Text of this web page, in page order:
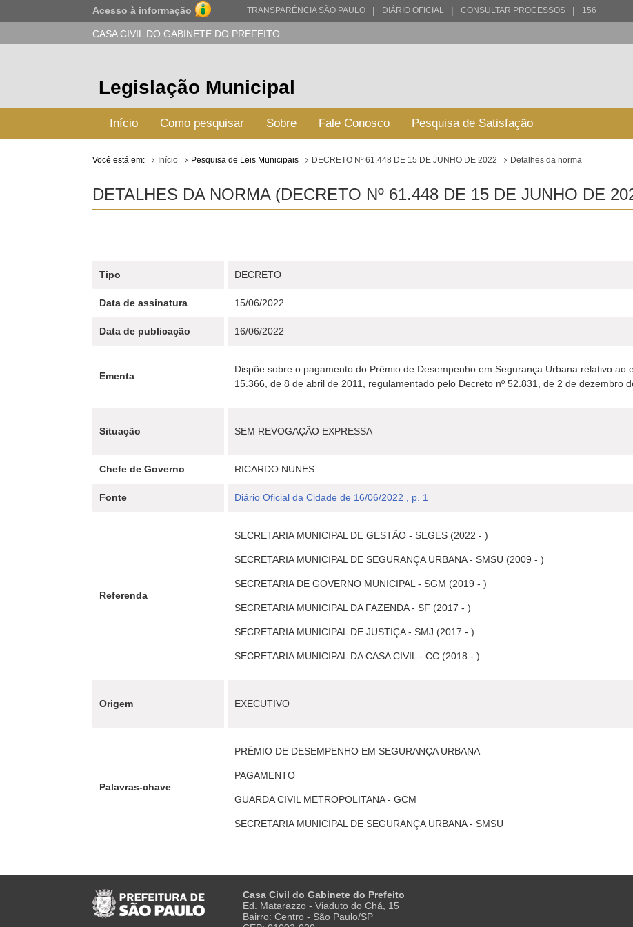
Acesso à informação TRANSPARÊNCIA SÃO PAULO | DIÁRIO OFICIAL | CONSULTAR PROCESSOS | 156
CASA CIVIL DO GABINETE DO PREFEITO
Legislação Municipal
Início Como pesquisar Sobre Fale Conosco Pesquisa de Satisfação
Você está em: Início Pesquisa de Leis Municipais DECRETO Nº 61.448 DE 15 DE JUNHO DE 2022 Detalhes da norma
DETALHES DA NORMA (DECRETO Nº 61.448 DE 15 DE JUNHO DE
Tipo DECRETO
Data de assinatura 15/06/2022
Data de publicação 16/06/2022
Ementa
Dispõe sobre o pagamento do Prêmio de Desempenho em Segurança Urbana relativo ao
15.366, de 8 de abril de 2011, regulamentado pelo Decreto nº 52.831, de 2 de dezembro
Situação SEM REVOGAÇÃO EXPRESSA
Chefe de Governo RICARDO NUNES
Fonte Diário Oficial da Cidade de 16/06/2022 , p. 1
Referenda
SECRETARIA MUNICIPAL DE GESTÃO - SEGES (2022 - )
SECRETARIA MUNICIPAL DE SEGURANÇA URBANA - SMSU (2009 - )
SECRETARIA DE GOVERNO MUNICIPAL - SGM (2019 - )
SECRETARIA MUNICIPAL DA FAZENDA - SF (2017 - )
SECRETARIA MUNICIPAL DE JUSTIÇA - SMJ (2017 - )
SECRETARIA MUNICIPAL DA CASA CIVIL - CC (2018 - )
Origem EXECUTIVO
Palavras-chave
PRÊMIO DE DESEMPENHO EM SEGURANÇA URBANA
PAGAMENTO
GUARDA CIVIL METROPOLITANA - GCM
SECRETARIA MUNICIPAL DE SEGURANÇA URBANA - SMSU
Casa Civil do Gabinete do Prefeito
Ed. Matarazzo - Viaduto do Chá, 15
Bairro: Centro - São Paulo/SP